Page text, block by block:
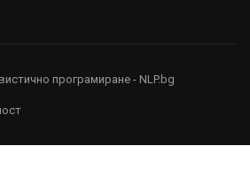
програмиране - NLP.bg